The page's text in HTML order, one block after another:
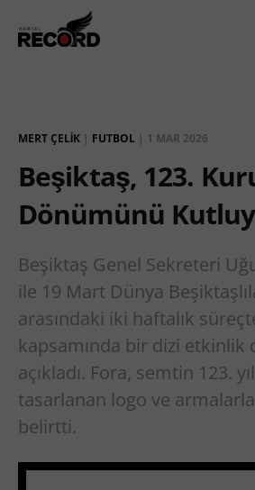
MERT ÇELIK | FUTBOL | 1 MAR 2026
Beşiktaş, 123.
Dönümünü
Beşiktaş Genel Sekreteri
ile 19 Mart Dünya
arasındaki iki haftalık
kapsamında bir dizi etkinlik
açıkladı. Fora, semtin 123.
tasarlanan logo ve armalarla
belirtti.